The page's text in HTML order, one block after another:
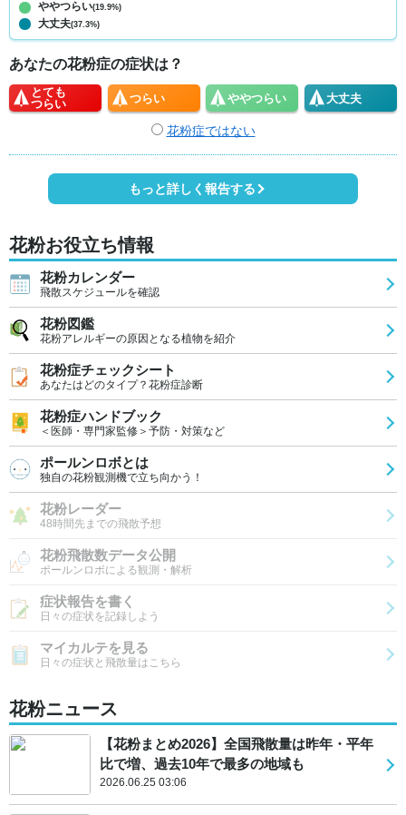
ややつらい(19.9%)
大丈夫(37.3%)
あなたの花粉症の症状は？
とても
つらい
つらい ややつらい 大丈夫
花粉症ではない
もっと詳しく報告する
花粉お役立ち情報
花粉カレンダー
飛散スケジュールを確認
花粉図鑑
花粉アレルギーの原因となる植物を紹介
花粉症チェックシート
あなたはどのタイプ？花粉症診断
花粉症ハンドブック
＜医師・専門家監修＞予防・対策など
ポールンロボとは
独自の花粉観測機で立ち向かう！
花粉レーダー
48時間先までの飛散予想
花粉飛散数データ公開
ポールンロボによる観測・解析
症状報告を書く
日々の症状を記録しよう
マイカルテを見る
日々の症状と飛散量はこちら
花粉ニュース
【花粉まとめ2026】全国飛散量は昨年・平年
比で増、過去10年で最多の地域も
2026.06.25 03:06